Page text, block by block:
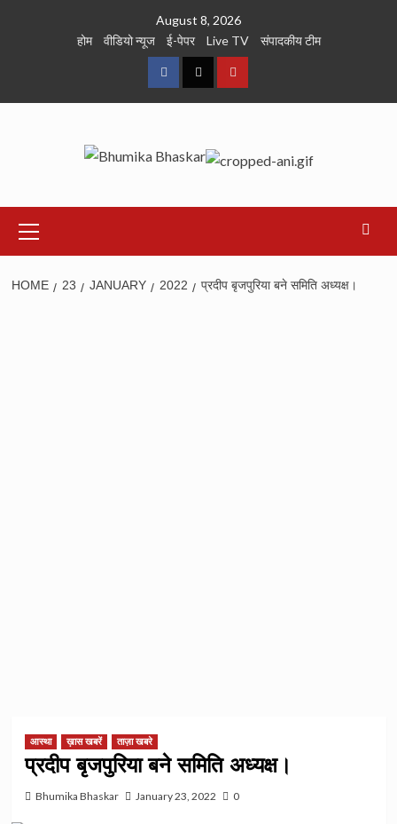
August 8, 2026
होम
वीडियो न्यूज ई-पेपर Live TV संपादकीय टीम
FacebookTwitterYoutube
Menu
HOME 23 JANUARY 2022 प्रदीप बृजपुरिया बने समिति अध्यक्ष।
आस्था ख़ास खबरें ताज़ा खबरे
प्रदीप बृजपुरिया बने समिति अध्यक्ष।
Bhumika Bhaskar January 23, 2022 0